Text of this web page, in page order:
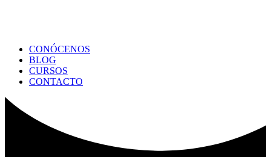
CONÓCENOS
BLOG
CURSOS
CONTACTO